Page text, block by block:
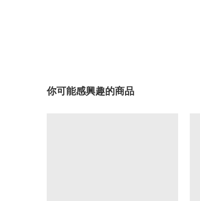
你可能感興趣的商品